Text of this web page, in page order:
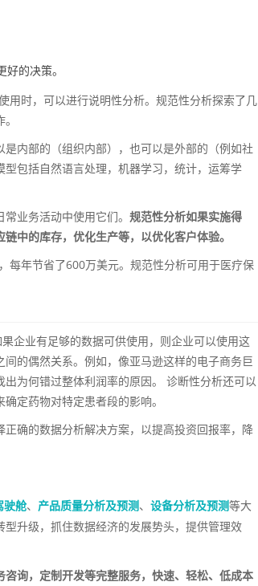
的决策。
用时，可以进行说明性分析。规范性分析探索了几
内部的（组织内部），也可以是外部的（例如社
包括自然语言处理，机器学习，统计，运筹学
常业务活动中使用它们。规范性分析如果实施得
中的库存，优化生产等，以优化客户体验。
年节省了600万美元。规范性分析可用于医疗保
企业有足够的数据可供使用，则企业可以使用这
的偶然关系。例如，像亚马逊这样的电子商务巨
为何错过整体利润率的原因。 诊断性分析还可以
定药物对特定患者段的影响。
确的数据分析解决方案，以提高投资回报率，降
驶舱、 产品质量分析及预测、设备分析及预测等大
升级，抓住数据经济的发展势头，提供管理效
询，定制开发等完整服务，快速、轻松、低成本